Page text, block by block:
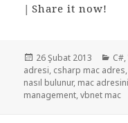
|Share it now!
Yayın
tarihi
26 Şubat 2013 C#,
adresi, csharp mac adres,
nasıl bulunur, mac
management,vbnet mac